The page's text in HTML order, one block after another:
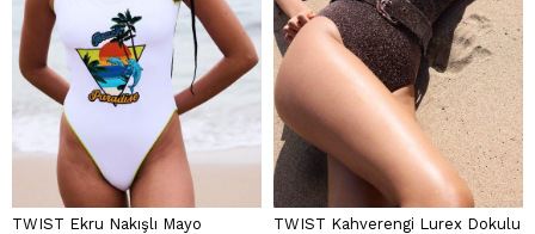
TWIST Ekru Nakışlı Mayo
TWIST Kahverengi Lurex Dokulu